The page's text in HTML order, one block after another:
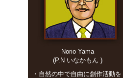
Norio Yama
(P.N いなかもん )
・自然の中で自由に創作活動を